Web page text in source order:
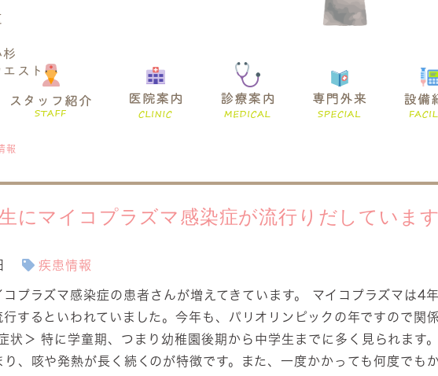
スト
報
にマイコプラズマ感染症が流行りだしています
疾患情報
プラズマ感染症の患者さんが増えてきています。 マイコプラズマは4
行するといわれていました。今年も、パリオリンピックの年ですので関
状＞ 特に学童期、つまり幼稚園後期から中学生までに多く見られます
、咳や発熱が長く続くのが特徴です。また、一度かかっても何度でも